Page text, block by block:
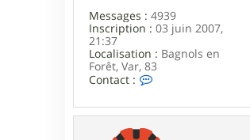
Messages : 4939
Inscription : 03 juin 2007,
21:37
Localisation : Bagnols en
Forêt, Var, 83
Contact :
t